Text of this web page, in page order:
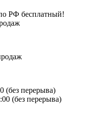
РФ бесплатный!
(без перерыва)
(без перерыва)